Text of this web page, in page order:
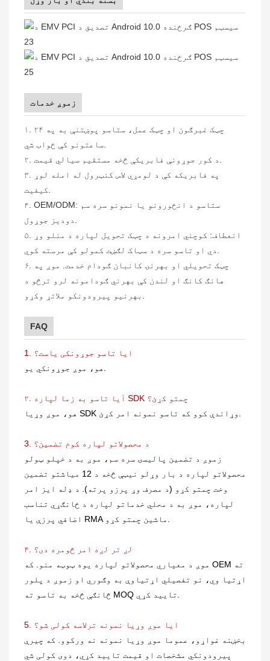
زموږ خدمات
۱. چټک غبرګون او چټک عمل، ستاسو پوښتنې به په ۲۴
ساعتونو کې ځواب شي.
۲. د کور جوړونې فابریکې څخه مستقیم سیالي قیمت.
۳. په فابریکه کې د لومړي لاس کنټرول له امله لوړ
کیفیت.
۴. OEM/ODM: ستاسو د انځورونو یا نمونو سره سم
دودیز جوړول.
۵. انعطاف: کوچني امرونه د چټک تحویل لپاره د منلو وړ
دي او تاسو سره د سټاک لګښت کمولو کې مرسته کوي.
۶. چټک تحویلي او بهرنۍ کانبان ګودام خدمت. موږ په
هانګ کانګ او لندن کې بهرني ګودامونه لرو ترڅو د
بهرنیو پیرودونکو ملاتړ وکړو.
FAQ
1. ایا تاسو جوړونکی یاست؟
هو، موږ جوړونکي یو.
۲. آیا تاسو به زما لپاره SDK چمتو کړئ؟
هو، موږ وړیا SDK وړاندې کوو که تاسو نمونه امر کړئ.
3. د محصولاتو لپاره کوم تضمین؟
زموږ د تضمین پالیسۍ سره سم، موږ به د خپلو ټولو
محصولاتو لپاره د بار وړلو نیټې څخه د 12 میاشتو تضمین
وخت چمتو کړو (د مصرف وړ پرزو پرته). د ډله ایز امر
لپاره، موږ به د محلي خدماتو لپاره د ځانګړي تناسب
اضافي پرزې یا RMA ماشین چمتو کړو.
۴. لږ تر لږه امر څومره دی؟
موږ د معیاري محصولاتو لپاره یوه ټوټه منو. که OEM ته
اړتیا وي، نو تفصيلي اړتیاوې به وګوري او زموږ د پلور
څانګې څخه به تاسو ته MOQ تایید کړي.
5. ایا موږ وړیا نمونه ترلاسه کولی شو؟
بخښنه غواړو، عموما موږ وړیا نمونه نه ورکوو. که چیرې
پیرودونکي مشخصات او قیمت تایید کړي، دوی کولی شي